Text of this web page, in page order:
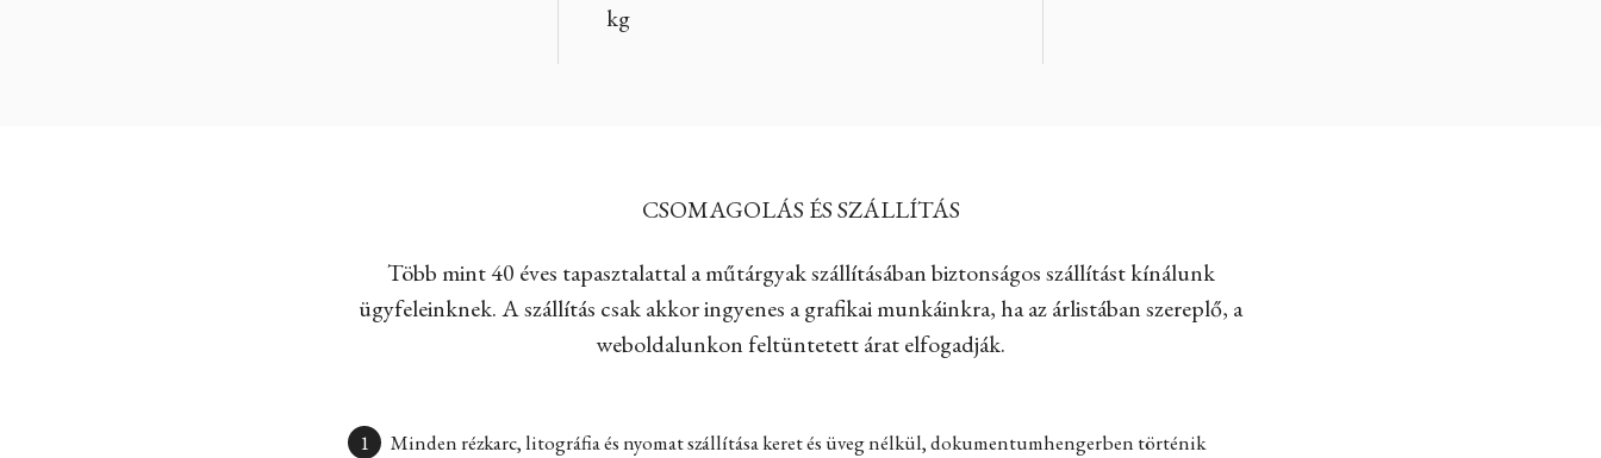
kg
CSOMAGOLÁS ÉS SZÁLLÍTÁS
Több mint 40 éves tapasztalattal a műtárgyak szállításában biztonságos szállítást kínálunk
ügyfeleinknek. A szállítás csak akkor ingyenes a grafikai munkáinkra, ha az árlistában szereplő, a
weboldalunkon feltüntetett árat elfogadják.
Minden rézkarc, litográfia és nyomat szállítása keret és üveg nélkül, dokumentumhengerben történik